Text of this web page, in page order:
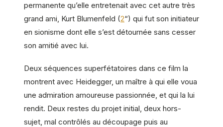
permanente qu’elle entretenait avec cet autre très
grand ami, Kurt Blumenfeld (2“) qui fut son initiateur
en sionisme dont elle s’est détournée sans cesser
son amitié avec lui.
Deux séquences superfétatoires dans ce film la
montrent avec Heidegger, un maître à qui elle voua
une admiration amoureuse passionnée, et qui la lui
rendit. Deux restes du projet initial, deux hors-
sujet, mal contrôlés au découpage puis au